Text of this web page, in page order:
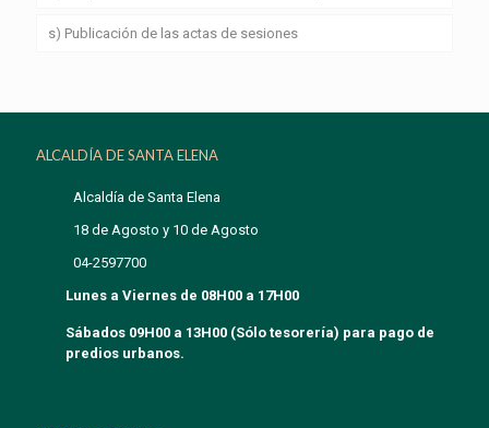
s) Publicación de las actas de sesiones
ALCALDÍA DE SANTA ELENA
Alcaldía de Santa Elena
18 de Agosto y 10 de Agosto
04-2597700
Lunes a Viernes de 08H00 a 17H00
Sábados 09H00 a 13H00 (Sólo tesorería) para pago de
predios urbanos.